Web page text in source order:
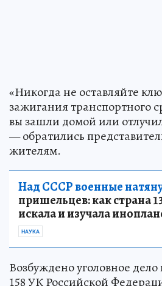
«Никогда не оставляйте
зажигания транспортного
вы зашли домой или
— обратились
жителям.
Над СССР военные
пришельцев: как страна
искала и изучала
НАУКА
Возбуждено уголовное дело
158 УК Российской